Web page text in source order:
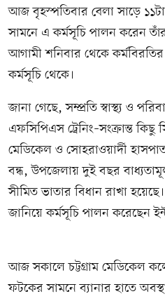
আজ বৃহস্পতিবার বেলা সাড়ে
সামনে এ কর্মসূচি পালন করেন
আগামী শনিবার থেকে
কর্মসূচি থেকে।
জানা গেছে, সম্প্রতি স্বাস্থ্য ও
এফসিপিএস ট্রেনিং–সংক্রান্ত কিছু
মেডিকেল ও সোহরাওয়ার্দী
বন্ধ, উপজেলায় দুই বছর
সীমিত ভাতার বিধান রাখা
জানিয়ে কর্মসূচি পালন করেছেন
আজ সকালে চট্টগ্রাম মেডিকেল
ফটকের সামনে ব্যানার হাতে